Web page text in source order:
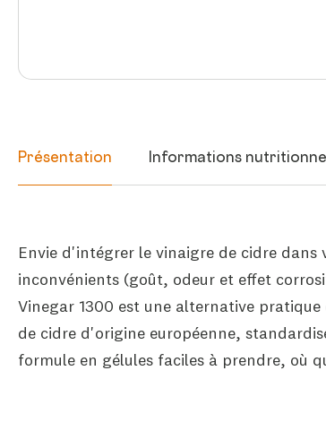
Présentation Informations
Envie d'intégrer le vinaigre de cidre dans
inconvénients (goût, odeur et effet
Vinegar 1300 est une alternative
de cidre d'origine européenne,
formule en gélules faciles à prendre, où